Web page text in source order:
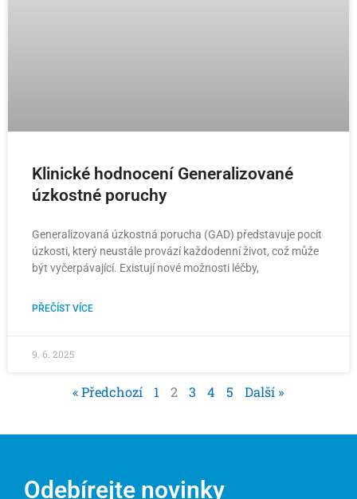
Klinické hodnocení Generalizované
úzkostné poruchy
Generalizovaná úzkostná porucha (GAD) představuje pocit
úzkosti, který neustále provází každodenní život, což může
být vyčerpávající. Existují nové možnosti léčby,
PŘEČÍST VÍCE
9. 6. 2025
« Předchozí 1 2 3 4 5 Další »
Odebírejte novinky